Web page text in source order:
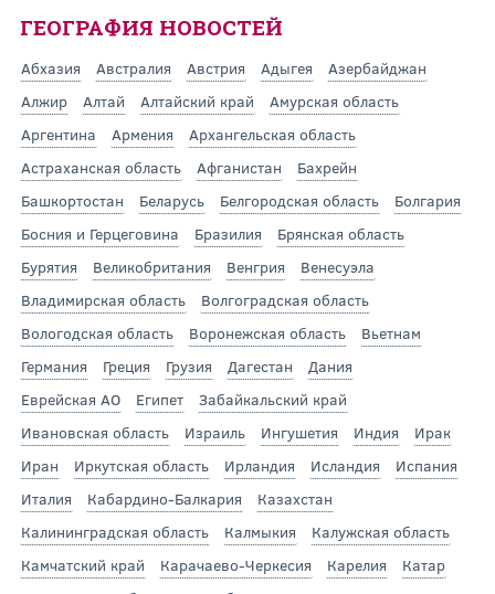
ГЕОГРАФИЯ НОВОСТЕЙ
Абхазия Австралия Австрия Адыгея
Азербайджан
Алжир
Алтай Алтайский край
Амурская область
Аргентина
Армения
Архангельская область
Астраханская область
Афганистан
Бахрейн
Башкортостан
Беларусь Белгородская область
Болгария
Босния и Герцеговина
Бразилия
Брянская область
Бурятия
Великобритания Венгрия
Венесуэла
Владимирская область
Волгоградская область
Вологодская область
Воронежская область
Вьетнам
Германия
Греция Грузия Дагестан
Дания
Еврейская АО
Египет
Забайкальский край
Ивановская область
Израиль Ингушетия Индия
Ирак
Иран
Иркутская область Ирландия Исландия
Испания
Италия
Кабардино-Балкария
Казахстан
Калининградская область
Калмыкия
Калужская область
Камчатский край
Карачаево-Черкесия Карелия
Катар